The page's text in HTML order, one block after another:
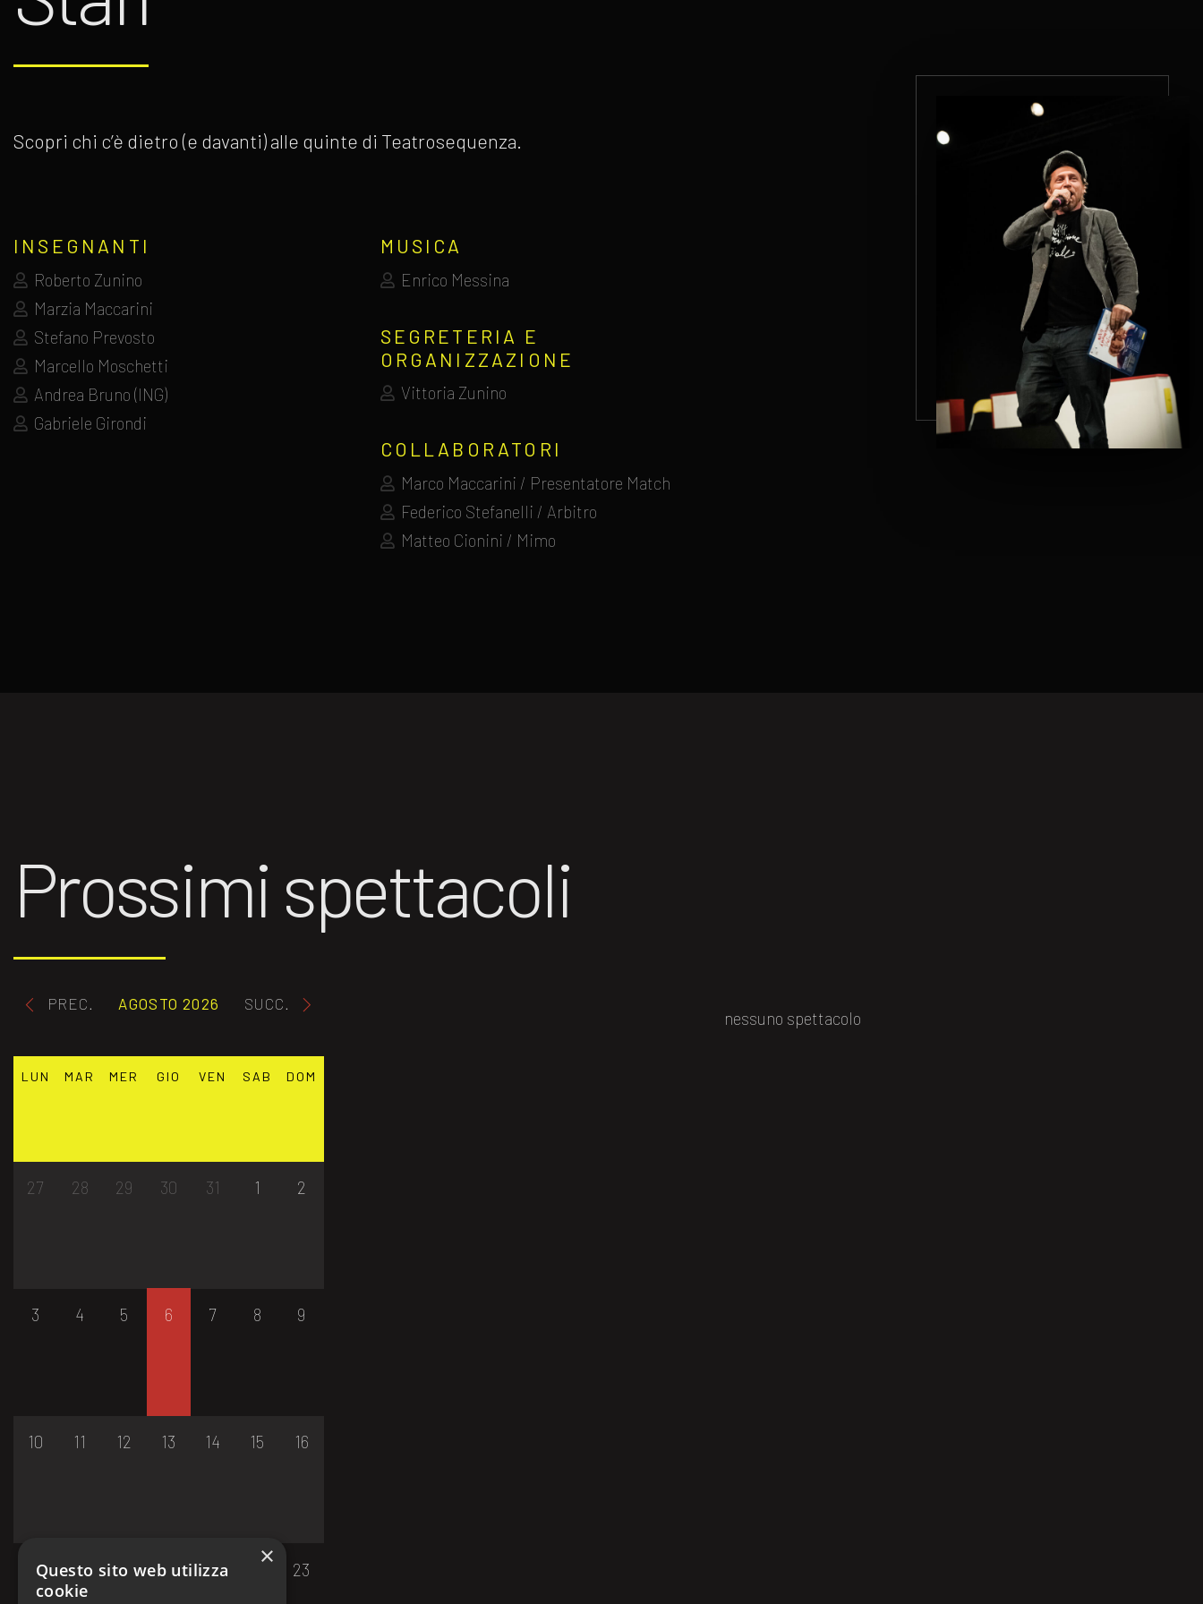
Scopri chi c’è dietro (e davanti) alle quinte di Teatrosequenza.
INSEGNANTI
Roberto Zunino
Marzia Maccarini
Stefano Prevosto
Marcello Moschetti
Andrea Bruno (ING)
Gabriele Girondi
MUSICA
Enrico Messina
SEGRETERIA E
ORGANIZZAZIONE
Vittoria Zunino
COLLABORATORI
Marco Maccarini / Presentatore Match
Federico Stefanelli / Arbitro
Matteo Cionini / Mimo
Prossimi spettacoli
PREC. AGOSTO 2026 SUCC.
LUN MAR MER GIO VEN SAB DOM
27 28 29 30 31 1 2
3 4 5 6 7 8 9
10 11 12 13 14 15 16
17 18 19 20 21 22 23
nessuno spettacolo
×
Questo sito web utilizza
cookie